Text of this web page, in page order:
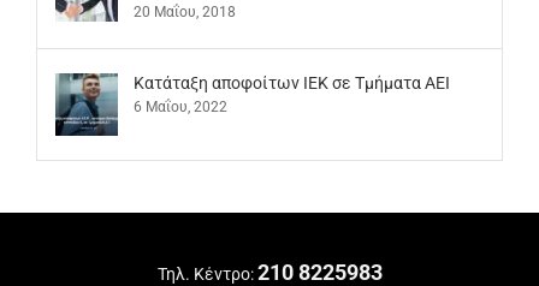
20 Μαΐου, 2018
Kατάταξη αποφοίτων ΙΕΚ σε Τμήματα ΑΕΙ
6 Μαΐου, 2022
Τηλ. Κέντρο:210 8225983